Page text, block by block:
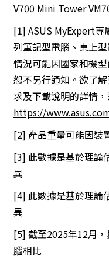
V700 Mini Tower
[1] ASUS MyExpert專
列筆記型電腦、桌上
情況可能因國家和機
恕不另行通知。欲了
求及下載說明的詳情，
https://
[2] 產品重量可能因裝
[3] 此數據是基於理論
異
[4] 此數據是基於理論
異
[5] 截至2025年12月
腦相比